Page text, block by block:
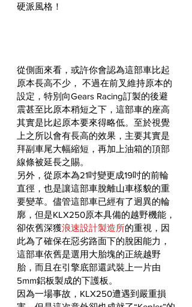
硬派風格！
從側面來看，或許你會認為這部車比起
原本長高不少， 不過在前叉維持原本的
設定，特別向Gears Racing訂製的後避
震甚至比原本稍短之下，這部車的座高
其實是比起原本要來得略低。至於視覺
上之所以會有長高的效果，主要其實是
拜副車尾大幅縮短，再加上油箱的頂部
線條被延長之賜。
另外，從原本為21吋變更成19吋的前輪
直徑，也是讓這部車脫離山車樣貌的重
要變革。儘管這部車已經有了迥異的輪
廓，但是KLX250原本具備的越野機能，
卻依舊深獲浪速設計製造所的重視，因
此為了確保在惡劣路面下的脫困能力，
這部車依舊是選用大胎塊的正統越野
胎，而且在引擎底部還武裝上一片由
5mm鋁板製成的下護板。
因為一場事故，KLX250遭遇到嚴重損